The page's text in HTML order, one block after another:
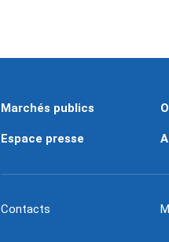
Marchés publics
Espace presse
Contacts